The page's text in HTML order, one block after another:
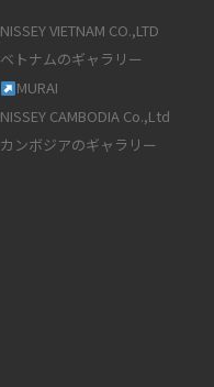
NISSEY VIETNAM CO.,LTD
ベトナムのギャラリー
MURAI
NISSEY CAMBODIA Co.,Ltd
カンボジアのギャラリー